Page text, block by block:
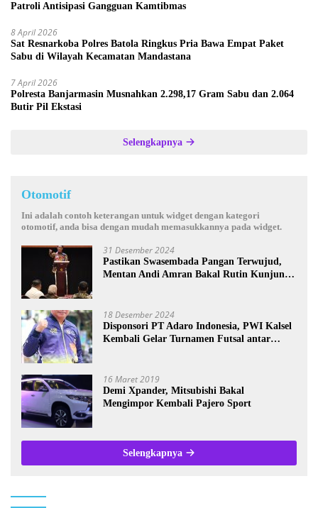
Patroli Antisipasi Gangguan Kamtibmas
8 April 2026
Sat Resnarkoba Polres Batola Ringkus Pria Bawa Empat Paket
Sabu di Wilayah Kecamatan Mandastana
7 April 2026
Polresta Banjarmasin Musnahkan 2.298,17 Gram Sabu dan 2.064
Butir Pil Ekstasi
Selengkapnya
Otomotif
Ini adalah contoh keterangan untuk widget dengan kategori
otomotif, anda bisa dengan mudah memasukkannya pada widget.
31 Desember 2024
Pastikan Swasembada Pangan Terwujud,
Mentan Andi Amran Bakal Rutin Kunjungi
18 Desember 2024
Disponsori PT Adaro Indonesia, PWI Kalsel
Kembali Gelar Turnamen Futsal antar
16 Maret 2019
Demi Xpander, Mitsubishi Bakal
Mengimpor Kembali Pajero Sport
Selengkapnya